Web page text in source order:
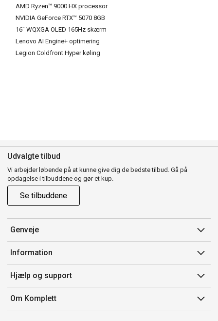
AMD Ryzen™ 9000 HX processor
NVIDIA GeForce RTX™ 5070 8GB
16" WQXGA OLED 165Hz skærm
Lenovo AI Engine+ optimering
Legion Coldfront Hyper køling
Udvalgte tilbud
Vi arbejder løbende på at kunne give dig de bedste tilbud. Gå på
opdagelse i tilbuddene og gør et kup.
Se tilbuddene
Genveje
Min side
Ordrehistorik
Gavekort
Information
Salgsbetingelser
Mærker/producent
Fortrydelsesret
Hjælp og support
Kontakt os
Kundeservice
Om Komplett